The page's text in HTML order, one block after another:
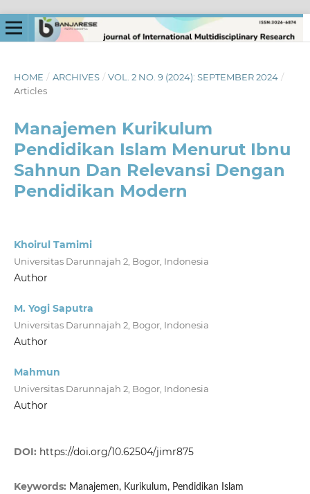
HOME / ARCHIVES / VOL. 2 NO. 9 (2024): SEPTEMBER 2024 /
Articles
Manajemen Kurikulum
Pendidikan Islam Menurut Ibnu
Sahnun Dan Relevansi Dengan
Pendidikan Modern
Khoirul Tamimi
Universitas Darunnajah 2, Bogor, Indonesia
Author
M. Yogi Saputra
Universitas Darunnajah 2, Bogor, Indonesia
Author
Mahmun
Universitas Darunnajah 2, Bogor, Indonesia
Author
DOI: https://doi.org/10.62504/jimr875
Keywords: Manajemen, Kurikulum, Pendidikan Islam